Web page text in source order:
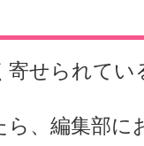
せられてい
、編集部